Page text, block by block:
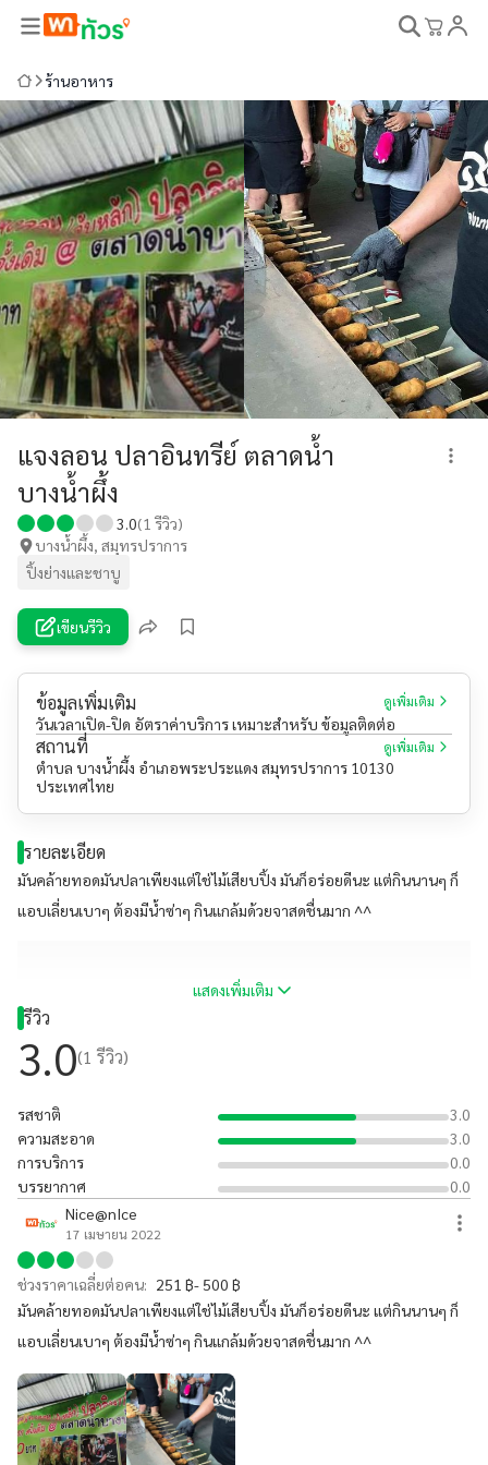
ร้านอาหาร
แจงลอน ปลาอินทรีย์ ตลาดน้ำ
บางน้ำผึ้ง
3.0(1 รีวิว)
บางน้ำผึ้ง, สมุทรปราการ
ปิ้งย่างและชาบู
เขียนรีวิว
ข้อมูลเพิ่มเติม ดูเพิ่มเติม
วันเวลาเปิด-ปิด อัตราค่าบริการ เหมาะสำหรับ ข้อมูลติดต่อ
สถานที่ ดูเพิ่มเติม
ตำบล บางน้ำผึ้ง อำเภอพระประแดง สมุทรปราการ 10130
ประเทศไทย
รายละเอียด
มันคล้ายทอดมันปลาเพียงแต่ใช่ไม้เสียบปิ้ง มันก็อร่อยดีนะ แต่กินนานๆ ก็
แอบเลี่ยนเบาๆ ต้องมีน้ำซ่าๆ กินแกล้มด้วยจาสดชื่นมาก ^^
แสดงเพิ่มเติม
รีวิว
3.0(1 รีวิว)
รสชาติ
3.0
ความสะอาด
3.0
การบริการ
0.0
บรรยากาศ
0.0
Nice@nIce
17 เมษายน 2022
ช่วงราคาเฉลี่ยต่อคน: 251 ฿- 500 ฿
มันคล้ายทอดมันปลาเพียงแต่ใช่ไม้เสียบปิ้ง มันก็อร่อยดีนะ แต่กินนานๆ ก็
แอบเลี่ยนเบาๆ ต้องมีน้ำซ่าๆ กินแกล้มด้วยจาสดชื่นมาก ^^